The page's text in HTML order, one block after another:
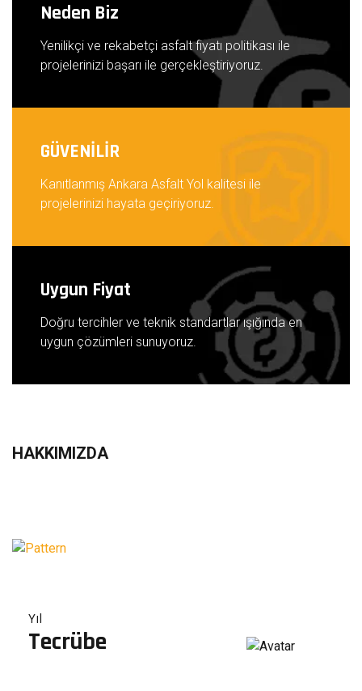
Neden Biz
Yenilikçi ve rekabetçi asfalt fiyatı politikası ile
projelerinizi başarı ile gerçekleştiriyoruz.
GÜVENİLİR
Kanıtlanmış Ankara Asfalt Yol kalitesi ile
projelerinizi hayata geçiriyoruz.
Uygun Fiyat
Doğru tercihler ve teknik standartlar ışığında en
uygun çözümleri sunuyoruz.
HAKKIMIZDA
Yıl
Tecrübe